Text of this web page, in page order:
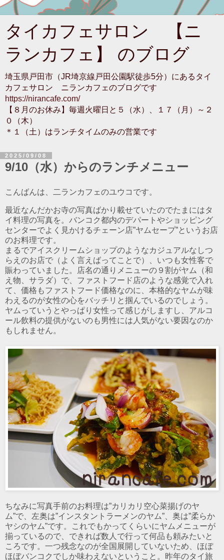
タイカフェサロン 【ニ
ランカフェ】 のブログ
埼玉県戸田市（JR埼京線戸田公園駅徒歩5分）にあるタイ
カフェサロン ニランカフェのブログです
https://nirancafe.com/
【８月のお休み】毎週火曜日と５（水）、１７（月）～２
０（木）
＊１（土）はランチタイムのみの営業です
2025/09/08
9/10（水）からのランチメニュー
こんばんは、二ランカフェのユウコです。
最近なんだかお寺の写真ばかり載せていたのでたまにはタ
イ料理の写真を。バンコク都内のデパートやショッピング
センターでよく見かけるチェーン店”ヤムセープ”というお店
のお料理です。
まるでアイスクリームショップのようなカジュアルなしつ
らえのお店で（よく言えばってことで）、いつも女性客で
賑わっていました。店名の通りメニューの９割がヤム（和
え物、サラダ）で、ファストフード店のような感覚で入れ
て、価格もファストフード価格なのに、本格的なヤムが味
わえるのが女性の心をバッチリと掴んでいるのでしょう。
ヤムっていうとやっぱり女性って感じがしますし、アルコ
ール飲料の提供がないのも男性には人気がない要因なのか
もしれません。
ちなみに写真手前のお料理は”カリカリ空心菜揚げのヤ
ム”で、左奥は”インスタントラーメンのヤム”、奥は”柔らか
ヤシのヤム”です。これでもかってくらいにヤムメニューが
揃っているので、できれば数人で行って何品も頼みたいと
ころです。一つ残念なのが全国展開していないため、ほぼ
ほぼバンコクでしか味わえないということ。昨年のタイ旅